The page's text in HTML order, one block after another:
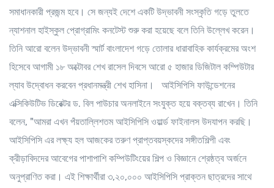
সমাধানকারী প্রজন্ম হবে। সে জন্যই দেশে একটি উদ্ভাবনী সংস্কৃতি গড়ে তুলতে
ন্যাশনাল হাইস্কুল প্রোগ্রামিং কনটেস্ট শুরু করা হয়েছে বলে তিনি উল্লেখ করেন।
তিনি আরো বলেন উদ্ভাবনী স্মার্ট বাংলাদেশ গড়ে তোলার ধারাবাহিক কার্যক্রমের অংশ
হিসেবে আগামী ১৮ অক্টোবর শেখ রাসেল দিবসে আরো ৫ হাজার ডিজিটাল কম্পিউটার
ল্যাব উদ্বোধন করবেন প্রধানমন্ত্রী শেখ হাসিনা। আইসিপিসি ফাউন্ডেশনের
এক্সিকিউটিভ ডিরেক্টর ড. বিল পাউচার অনলাইনে সংযুক্ত হয়ে বক্তব্য রাখেন। তিনি
বলেন, "আমরা এখন পঁয়তাল্লিশতম আইসিপিসি ওয়ার্ল্ড ফাইনালস উদযাপন করছি।
আইসিপিসি এর লক্ষ্য হল আজকের তরুণ প্রাপ্তবয়স্কদের সঙ্গীতশিল্পী এবং
ক্রীড়াবিদদের আবেগের পাশাপাশি কম্পিউটিংয়ের শিল্প ও বিজ্ঞানে শ্রেষ্ঠত্ব অর্জনে
অনুপ্রাণিত করা। এই শিক্ষার্থীরা ৩,২০,০০০ আইসিপিসি প্রাক্তন ছাত্রদের সাথে